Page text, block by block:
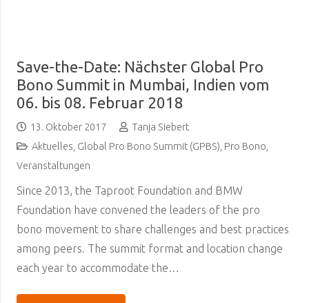
Save-the-Date: Nächster Global Pro
Bono Summit in Mumbai, Indien vom
06. bis 08. Februar 2018
13. Oktober 2017
Tanja Siebert
Aktuelles, Global Pro Bono Summit (GPBS), Pro Bono,
Veranstaltungen
Since 2013, the Taproot Foundation and BMW
Foundation have convened the leaders of the pro
bono movement to share challenges and best practices
among peers. The summit format and location change
each year to accommodate the…